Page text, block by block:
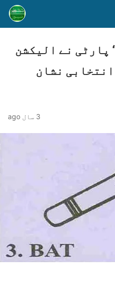
پارٹی نے الیکشن
انتخابی نشان
3 سال ago